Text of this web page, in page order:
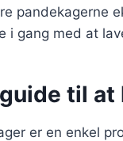
pandekagerne
i gang med at
til at
er en enkel